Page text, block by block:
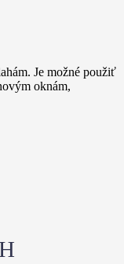
Je možné použiť
oknám,